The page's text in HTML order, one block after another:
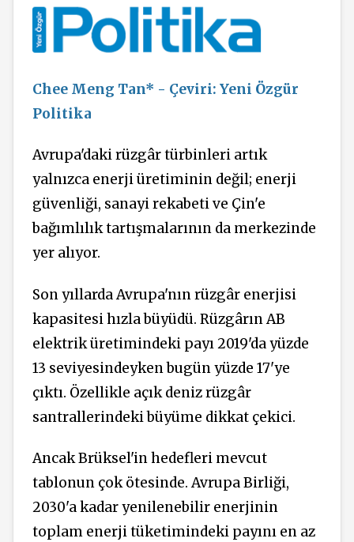
Chee Meng Tan* - Çeviri: Yeni Özgür
Politika
Avrupa'daki rüzgâr türbinleri artık
yalnızca enerji üretiminin değil; enerji
güvenliği, sanayi rekabeti ve Çin'e
bağımlılık tartışmalarının da merkezinde
yer alıyor.
Son yıllarda Avrupa'nın rüzgâr enerjisi
kapasitesi hızla büyüdü. Rüzgârın AB
elektrik üretimindeki payı 2019'da yüzde
13 seviyesindeyken bugün yüzde 17'ye
çıktı. Özellikle açık deniz rüzgâr
santrallerindeki büyüme dikkat çekici.
Ancak Brüksel'in hedefleri mevcut
tablonun çok ötesinde. Avrupa Birliği,
2030'a kadar yenilenebilir enerjinin
toplam enerji tüketimindeki payını en az